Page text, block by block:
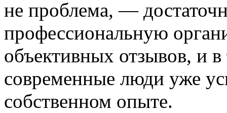
не проблема, —
профессиональную
объективных отзывов, и
современные люди уже
собственном опыте.